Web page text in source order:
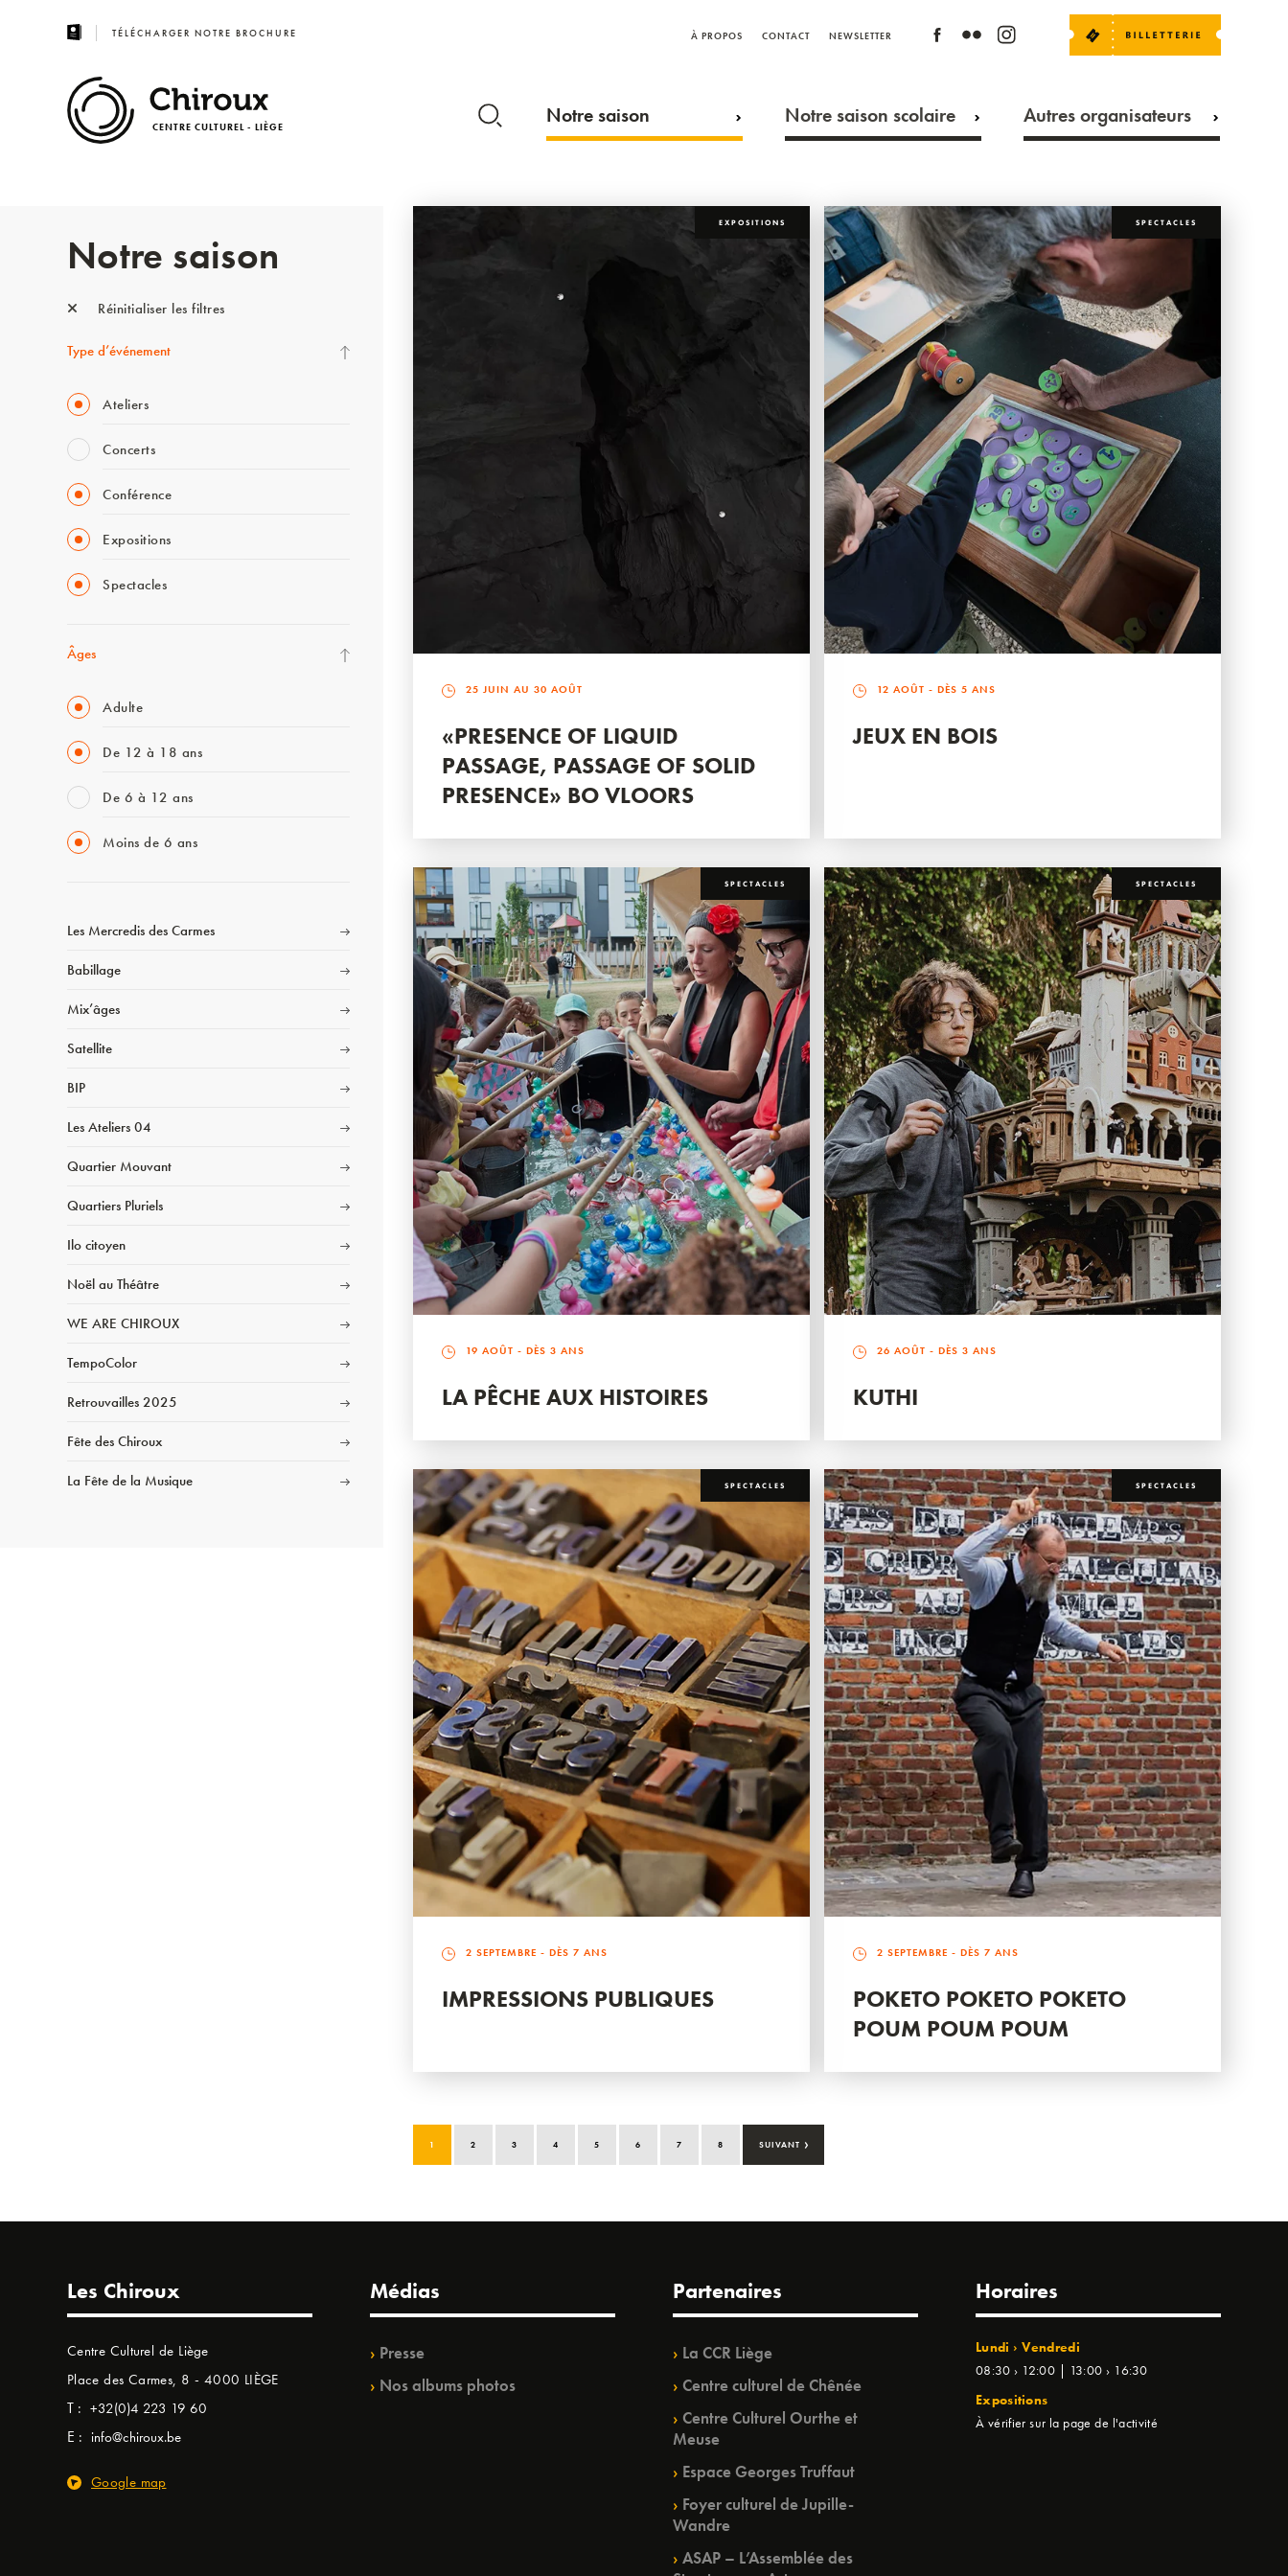
TÉLÉCHARGER NOTRE BROCHURE À PROPOS CONTACT NEWSLETTER
CENTRE CULTUREL - LIÈGE Notre saison Notre saison scolaire Autres organisateurs
Notre saison
Réinitialiser les filtres
Type d’événement
Ateliers
Concerts
Conférence
Expositions
Spectacles
Âges
Adulte
De 12 à 18 ans
De 6 à 12 ans
Moins de 6 ans
Les Mercredis des Carmes
Babillage
Mix’âges
Satellite
BIP
Les Ateliers 04
Quartier Mouvant
Quartiers Pluriels
Ilo citoyen
Noël au Théâtre
WE ARE CHIROUX
TempoColor
Retrouvailles 2025
Fête des Chiroux
La Fête de la Musique
EXPOSITIONS
25 JUIN AU 30 AOÛT
«PRESENCE OF LIQUID
PASSAGE, PASSAGE OF SOLID
PRESENCE» BO VLOORS
SPECTACLES
12 AOÛT - DÈS 5 ANS
JEUX EN BOIS
SPECTACLES
19 AOÛT - DÈS 3 ANS
LA PÊCHE AUX HISTOIRES
SPECTACLES
26 AOÛT - DÈS 3 ANS
KUTHI
SPECTACLES
2 SEPTEMBRE - DÈS 7 ANS
IMPRESSIONS PUBLIQUES
SPECTACLES
2 SEPTEMBRE - DÈS 7 ANS
POKETO POKETO POKETO
POUM POUM POUM
1 2 3 4 5 6 7 8 SUIVANT ›
Les Chiroux
Centre Culturel de Liège
Place des Carmes, 8 - 4000 LIÈGE
T : +32(0)4 223 19 60
E : info@chiroux.be
Google map
Médias
Presse
Nos albums photos
Partenaires
La CCR Liège
Centre culturel de Chênée
Centre Culturel Ourthe et
Meuse
Espace Georges Truffaut
Foyer culturel de Jupille-
Wandre
ASAP – L’Assemblée des
Horaires
Lundi › Vendredi
08:30 › 12:00 | 13:00 › 16:30
Expositions
À vérifier sur la page de l'activité